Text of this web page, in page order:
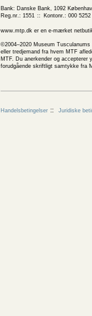
Bank: Danske Bank, 1092
Reg.nr.: 1551
Kontonr.: 000 5252
www.mtp.dk er en e-mærket
©2004–2020 Museum
eller tredjemand fra hvem MTF
MTF. Du anerkender og
forudgående skriftligt samtykke fra
Handelsbetingelser Juridiske